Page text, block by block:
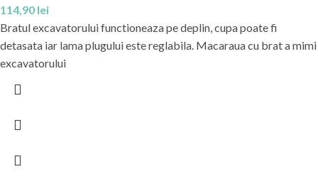
114,90 lei
Bratul excavatorului functioneaza pe deplin, cupa poate fi
detasata iar lama plugului este reglabila. Macaraua cu brat a mimi
excavatorului